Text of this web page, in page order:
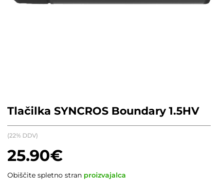
Tlačilka SYNCROS Boundary 1.5HV
25.90€
(22% DDV)
Obiščite spletno stran proizvajalca